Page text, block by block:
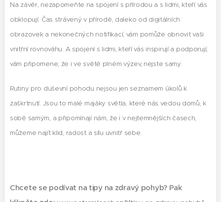
Na závěr, nezapomeňte na spojení s přírodou a s lidmi, kteří vás
obklopují. Čas strávený v přírodě, daleko od digitálních
obrazovek a nekonečných notifikací, vám pomůže obnovit vaši
vnitřní rovnováhu. A spojení s lidmi, kteří vás inspirují a podporují,
vám připomene, že i ve světě plném výzev, nejste samy.
Rutiny pro duševní pohodu nejsou jen seznamem úkolů k
zaškrtnutí. Jsou to malé majáky světla, které nás vedou domů, k
sobě samým, a připomínají nám, že i v nejtemnějších časech,
můžeme najít klid, radost a sílu uvnitř sebe.
Chcete se podívat na tipy na zdravý pohyb? Pak